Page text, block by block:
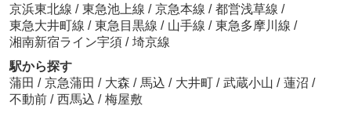
京浜東北線 / 東急池上線 / 京急本線 / 都営浅草線 /
東急大井町線 / 東急目黒線 / 山手線 / 東急多摩川線 /
湘南新宿ライン宇須 / 埼京線
駅から探す
蒲田 / 京急蒲田 / 大森 / 馬込 / 大井町 / 武蔵小山 / 蓮沼 /
不動前 / 西馬込 / 梅屋敷